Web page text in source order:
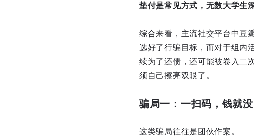
垫付是常见方式，无数大学生
综合来看，主流社交平台中豆
选好了行骗目标，而对于组内
续为了还债，还可能被卷入二
须自己擦亮双眼了。
骗局一：一扫码，钱就
这类骗局往往是团伙作案。